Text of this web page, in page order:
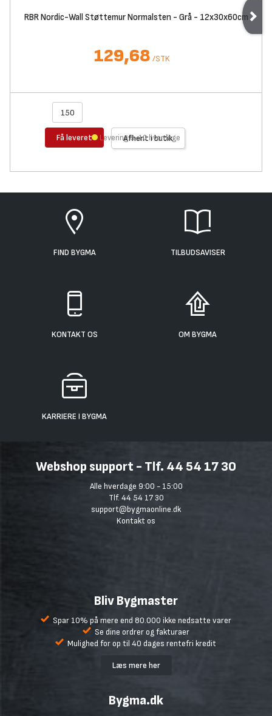
RBR Nordic-Wall Støttemur Normalsten - Grå - 12x30x60cm
129,68 /STK
Få leveret Afhent i butik
Levering 8-10 hverdage
FIND BYGMA TILBUDSAVISER
KONTAKT OS OM BYGMA
KARRIERE I BYGMA
Webshop support - Tlf. 44 54 17 30
Alle hverdage 9:00 - 15:00
Tlf. 44 54 17 30
support@bygmaonline.dk
Kontakt os
Bliv Bygmaster
Spar 10% på mere end 80.000 ikke nedsatte varer
Se dine ordrer og fakturaer
Mulighed for op til 40 dages rentefri kredit
Læs mere her
Bygma.dk